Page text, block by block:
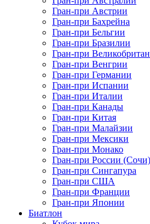
Гран-при Австрии
Гран-при Бахрейна
Гран-при Бельгии
Гран-при Бразилии
Гран-при
Гран-при Венгрии
Гран-при Германии
Гран-при Испании
Гран-при Италии
Гран-при Канады
Гран-при Китая
Гран-при Малайзии
Гран-при Мексики
Гран-при Монако
Гран-при России (Сочи)
Гран-при Сингапура
Гран-при США
Гран-при Франции
Гран-при Японии
Биатлон